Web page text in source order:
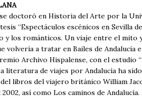
doctoró en Historia del Arte por la
“Espectáculos escénicos en Sevilla de
y los románticos. Un viaje entre el mito
volvería a tratar en Bailes de Andalucía
Archivo Hispalense, con el estudio
literatura de viajes por Andalucía ha
libros del viajero británico William
2002, así como Los caminos de